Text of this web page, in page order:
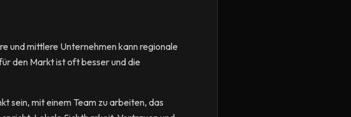
und mittlere Unternehmen kann regionale
den Markt ist oft besser und die
sein, mit einem Team zu arbeiten, das